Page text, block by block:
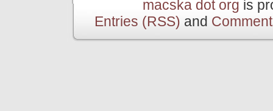
macska dot org is
Entries (RSS) and